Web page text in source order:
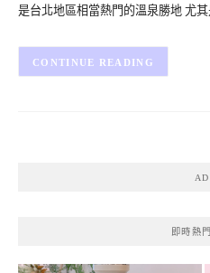
是台北地區相當熱門的溫泉勝地 尤其
CONTINUE READING
AD
即時熱